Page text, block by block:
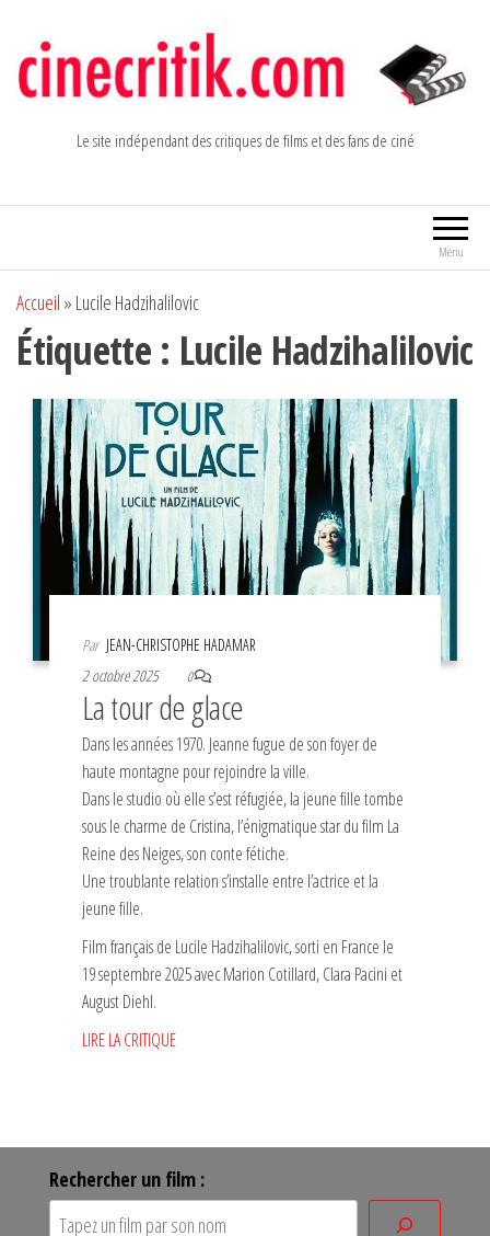
contenu
Le site indépendant des critiques de films et des fans de ciné
Menu
Accueil » Lucile Hadzihalilovic
Étiquette : Lucile Hadzihalilovic
Par JEAN-CHRISTOPHE HADAMAR
2 octobre 2025
0
La tour de glace
Dans les années 1970. Jeanne fugue de son foyer de
haute montagne pour rejoindre la ville.
Dans le studio où elle s’est réfugiée, la jeune fille tombe
sous le charme de Cristina, l’énigmatique star du film La
Reine des Neiges, son conte fétiche.
Une troublante relation s’installe entre l’actrice et la
jeune fille.
Film français de Lucile Hadzihalilovic, sorti en France le
19 septembre 2025 avec Marion Cotillard, Clara Pacini et
August Diehl.
LIRE LA CRITIQUE
Rechercher un film :